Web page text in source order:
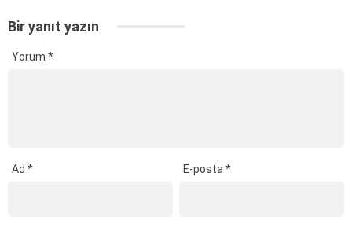
Bir yanıt yazın
Yorum *
Ad * E-posta*